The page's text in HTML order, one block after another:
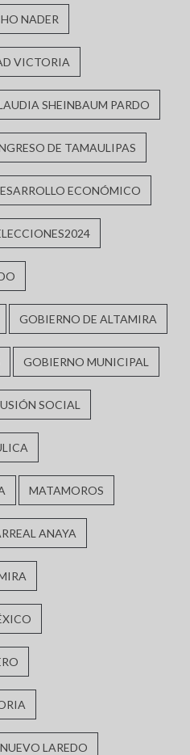
NADER
VICTORIA
SHEINBAUM PARDO
DE TAMAULIPAS
ECONÓMICO
GOBIERNO DE ALTAMIRA
GOBIERNO MUNICIPAL
SOCIAL
MATAMOROS
ANAYA
NUEVO LAREDO